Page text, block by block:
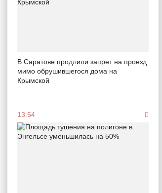
В Саратове продлили запрет на проезд
мимо обрушившегося дома на
Крымской
13:54